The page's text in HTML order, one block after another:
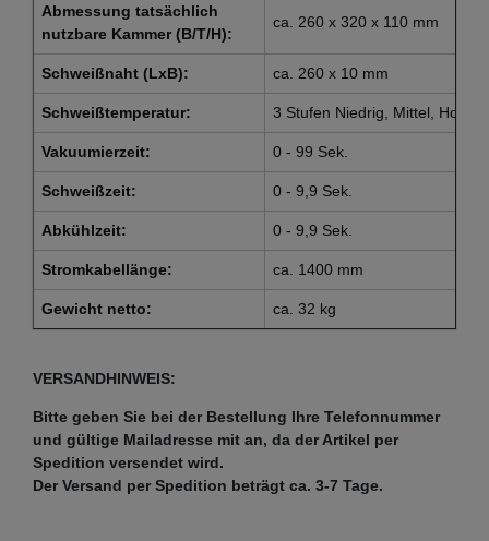
Abmessung tatsächlich
nutzbare Kammer (B/T/H):
ca. 260 x 320 x 110 mm
Schweißnaht (LxB): ca. 260 x 10 mm
Schweißtemperatur: 3 Stufen Niedrig, Mittel, Hoch
Vakuumierzeit: 0 - 99 Sek.
Schweißzeit: 0 - 9,9 Sek.
Abkühlzeit: 0 - 9,9 Sek.
Stromkabellänge: ca. 1400 mm
Gewicht netto: ca. 32 kg
VERSANDHINWEIS:
Bitte geben Sie bei der Bestellung Ihre Telefonnummer
und gültige Mailadresse mit an, da der Artikel per
Spedition versendet wird.
Der Versand per Spedition beträgt ca. 3-7 Tage.